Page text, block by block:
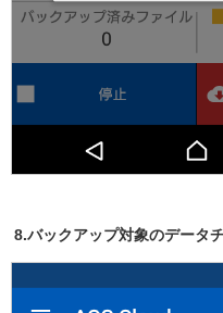
8.バックアップ対象のデータ